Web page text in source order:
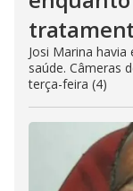
Josi Marina
saúde. Câmeras
terça-feira (4)